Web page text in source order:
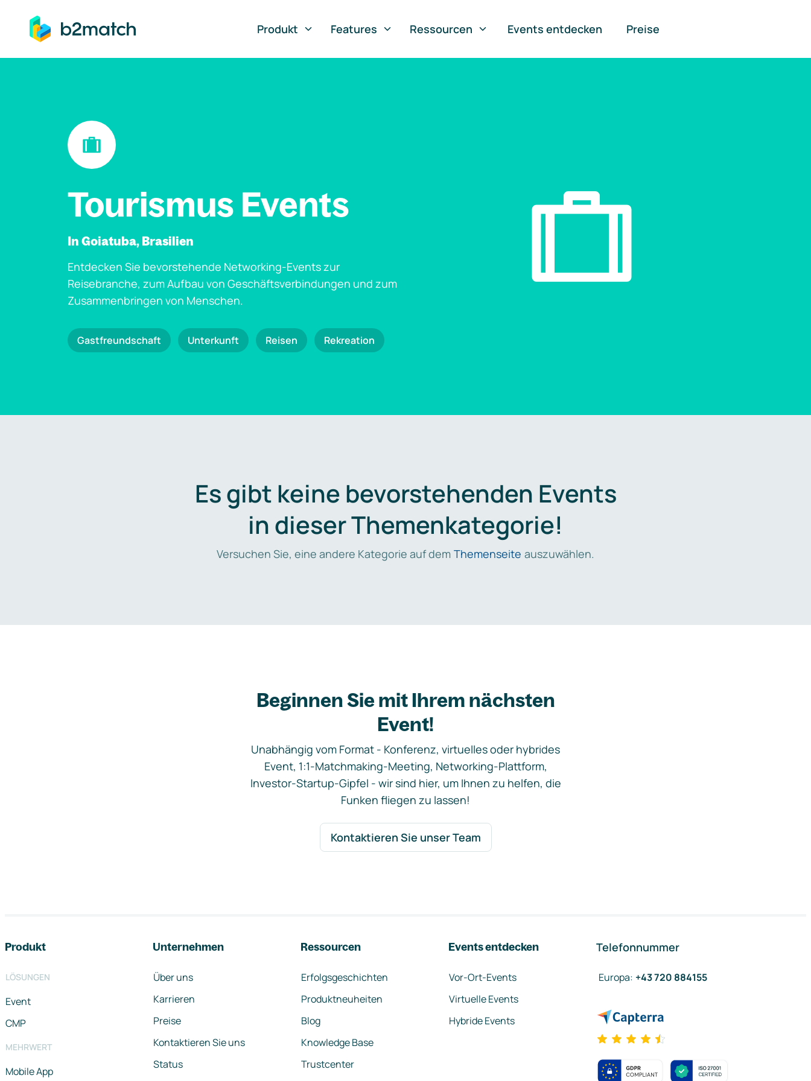
springen
Produkt
Features Ressourcen Events entdecken Preise
Tourismus Events
In Goiatuba, Brasilien
Entdecken Sie bevorstehende Networking-Events zur
Reisebranche, zum Aufbau von Geschäftsverbindungen und zum
Zusammenbringen von Menschen.
Gastfreundschaft Unterkunft Reisen Rekreation
Es gibt keine bevorstehenden Events
in dieser Themenkategorie!
Versuchen Sie, eine andere Kategorie auf dem Themenseite auszuwählen.
Beginnen Sie mit Ihrem nächsten
Event!
Unabhängig vom Format - Konferenz, virtuelles oder hybrides
Event, 1:1-Matchmaking-Meeting, Networking-Plattform,
Investor-Startup-Gipfel - wir sind hier, um Ihnen zu helfen, die
Funken fliegen zu lassen!
Kontaktieren Sie unser Team
Produkt
LÖSUNGEN
Event
CMP
MEHRWERT
Mobile App
Unternehmen
Über uns
Karrieren
Preise
Kontaktieren Sie uns
Status
Ressourcen
Erfolgsgeschichten
Produktneuheiten
Blog
Knowledge Base
Trustcenter
Events entdecken
Vor-Ort-Events
Virtuelle Events
Hybride Events
Telefonnummer
Europa: +43 720 884155